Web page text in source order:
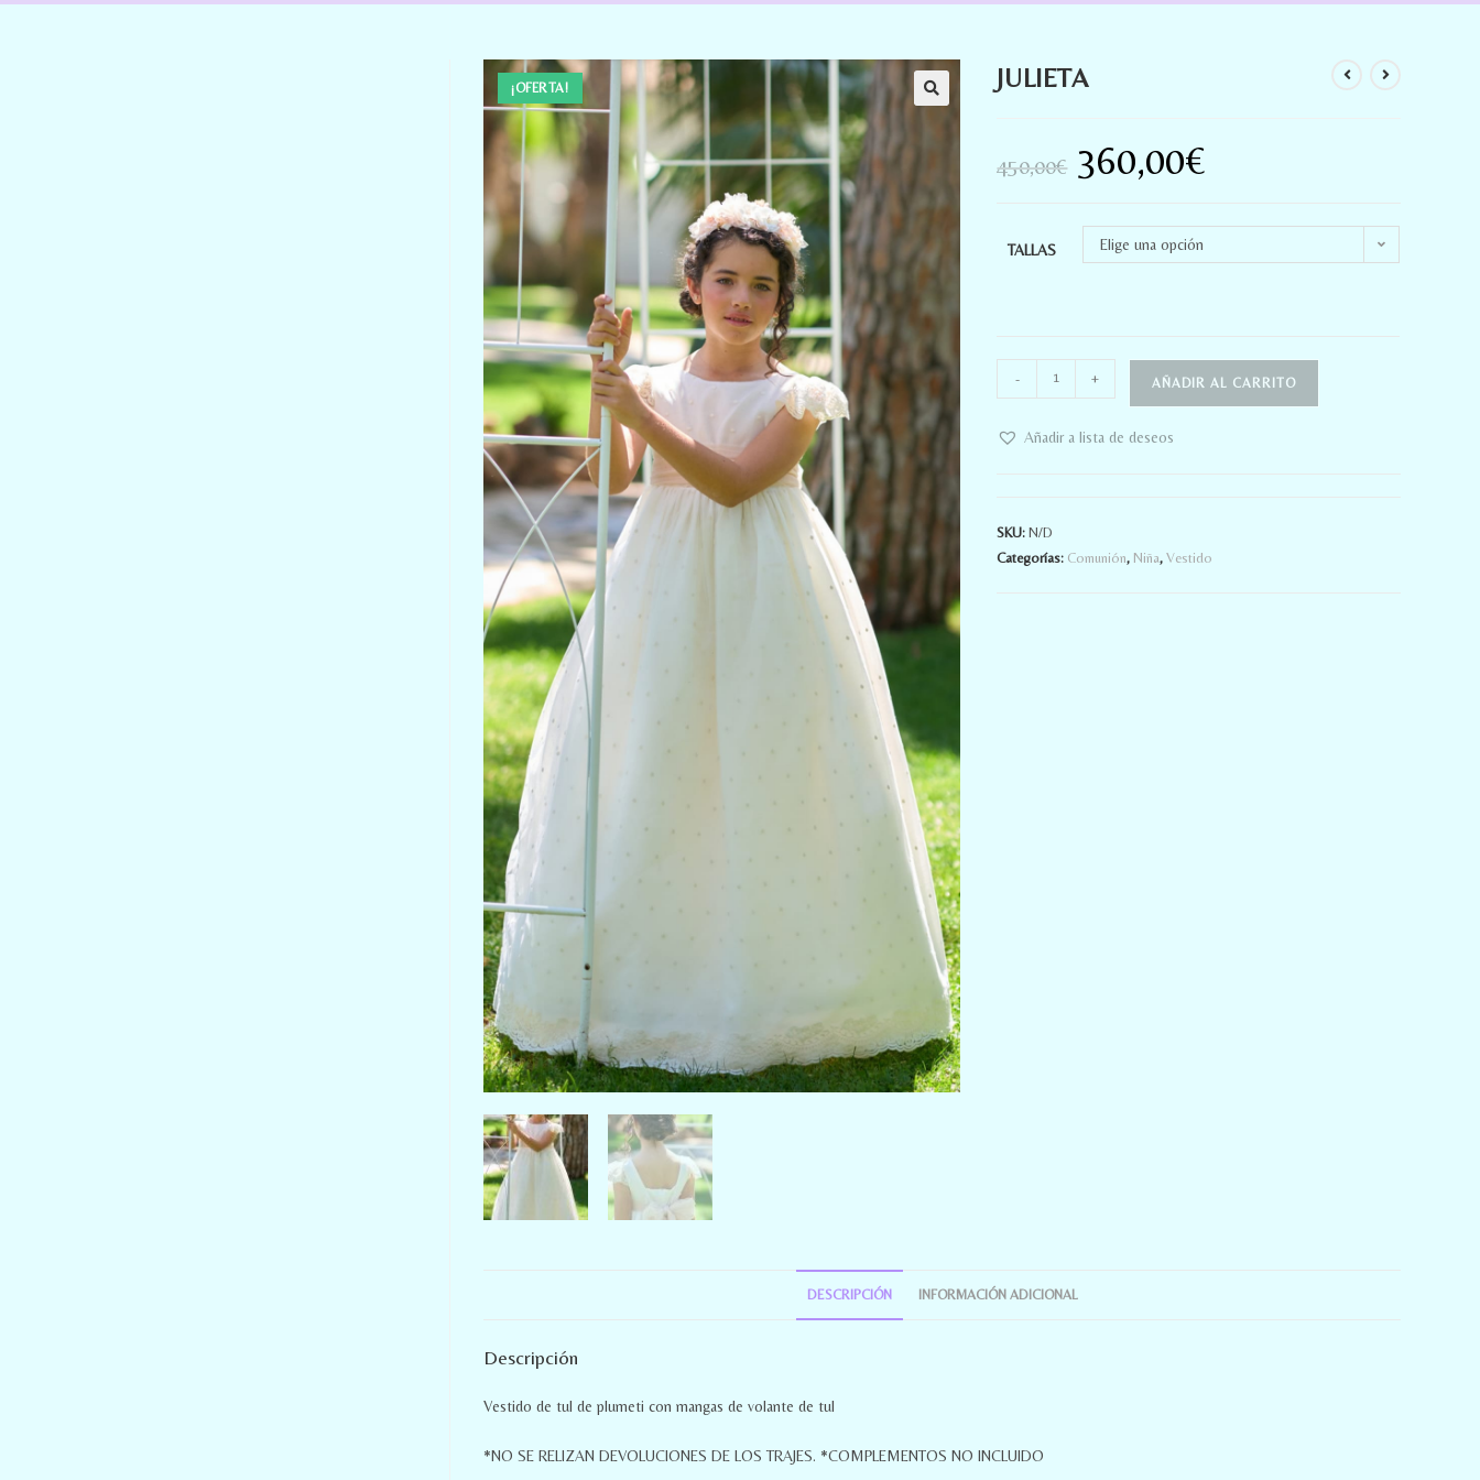
¡OFERTA! JULIETA
450,00€ 360,00€
TALLAS Elige una opción
- + AÑADIR AL CARRITO
Añadir a lista de deseos
SKU:N/D
Categorías: Comunión, Niña,Vestido
DESCRIPCIÓN INFORMACIÓN ADICIONAL
Descripción
Vestido de tul de plumeti con mangas de volante de tul
*NO SE RELIZAN DEVOLUCIONES DE LOS TRAJES. *COMPLEMENTOS NO INCLUIDO